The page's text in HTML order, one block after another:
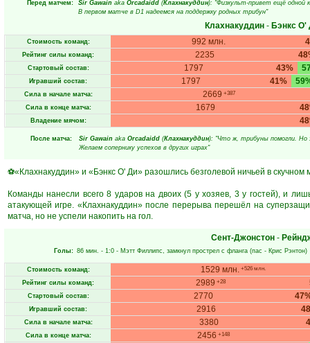
Перед матчем: Sir Gawain aka Orcadaidd (Клахнакуддин): "Физкульт-привет ещё одной
В первом матче в D1 надеемся на поддержку родных трибун"
Клахнакуддин - Бэнкс О'
Стоимость команд: 992 млн.
Рейтинг силы команд: 2235
Стартовый состав: 43%
1797
Игравший состав: 41%
1797
Сила в начале матча: 2669 +387
Сила в конце матча: 1679
Владение мячом:
После матча: Sir Gawain aka Orcadaidd (Клахнакуддин): "Что ж, трибуны помогли. Но
Желаем сопернику успехов в других играх"
⚽«Клахнакуддин» и «Бэнкс О' Ди» разошлись безголевой ничьей в скучном
Команды нанесли всего 8 ударов на двоих (5 у хозяев, 3 у гостей), и
атакующей игре. «Клахнакуддин» после перерыва перешёл на
матча, но не успели накопить на гол.
Сент-Джонстон -
Голы: 86 мин. - 1:0 - Мэтт Филлипс, замкнул прострел с фланга (пас - Крис Рэнтон)
Стоимость команд: 1529 млн. +526 млн.
Рейтинг силы команд: 2989 +28
Стартовый состав: 2770
Игравший состав: 2916
Сила в начале матча: 3380
Сила в конце матча: 2456 +148